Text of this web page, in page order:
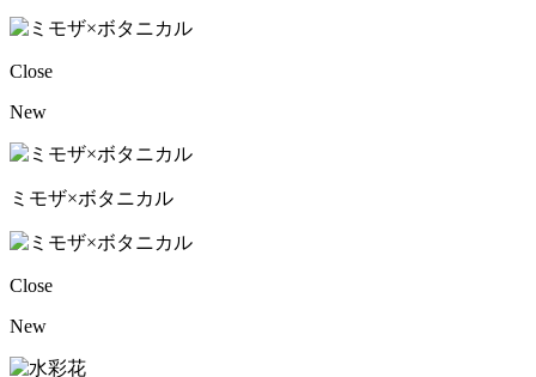
Close
New
ミモザ×ボタニカル
Close
New